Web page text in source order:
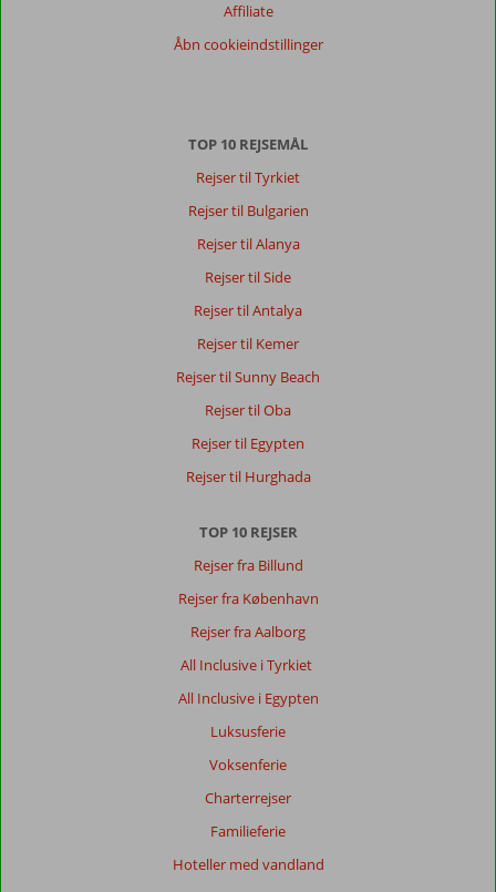
Affiliate
Åbn cookieindstillinger
TOP 10 REJSEMÅL
Rejser til Tyrkiet
Rejser til Bulgarien
Rejser til Alanya
Rejser til Side
Rejser til Antalya
Rejser til Kemer
Rejser til Sunny Beach
Rejser til Oba
Rejser til Egypten
Rejser til Hurghada
TOP 10 REJSER
Rejser fra Billund
Rejser fra København
Rejser fra Aalborg
All Inclusive i Tyrkiet
All Inclusive i Egypten
Luksusferie
Voksenferie
Charterrejser
Familieferie
Hoteller med vandland